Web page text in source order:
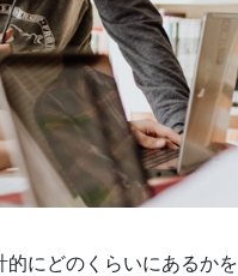
にどのくらいにあるか